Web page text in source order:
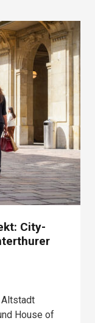
City-
Altstadt
House of